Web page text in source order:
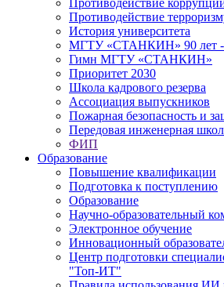
Противодействие
Противодействие
История университета
МГТУ «СТАНКИН» 90 лет -
Гимн МГТУ «СТАНКИН»
Приоритет 2030
Школа кадрового резерва
Ассоциация выпускников
Пожарная безопасность и
Передовая инженерная
ФИП
Образование
Повышение квалификации
Подготовка к поступлению
Образование
Научно-образовательный
Электронное обучение
Инновационный
Центр подготовки
"Топ-ИТ"